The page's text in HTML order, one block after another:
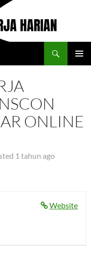
ONLINE
1 tahun ago
Website